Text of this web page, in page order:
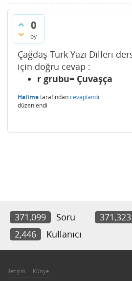
0
oy
Çağdaş Türk Yazı Dilleri
için doğru cevap :
r grubu= Çuvaşça
Halimetarafındancevaplandı
düzenlendi
371,099 Soru 371,323
2,446
Kullanıcı
İletişim Künye